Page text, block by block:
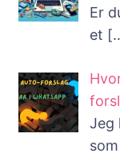
Er
et
Jeg